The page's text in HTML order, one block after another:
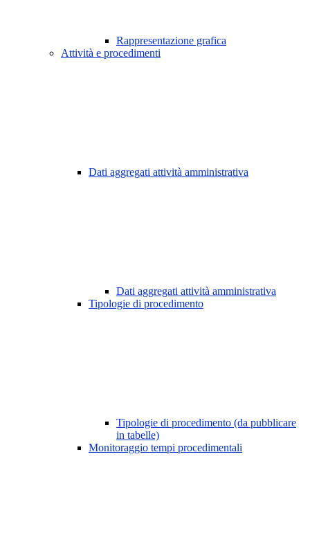
Rappresentazione grafica
Attività e procedimenti
Dati aggregati attività amministrativa
Dati aggregati attività amministrativa
Tipologie di procedimento
Tipologie di procedimento (da pubblicare
in tabelle)
Monitoraggio tempi procedimentali